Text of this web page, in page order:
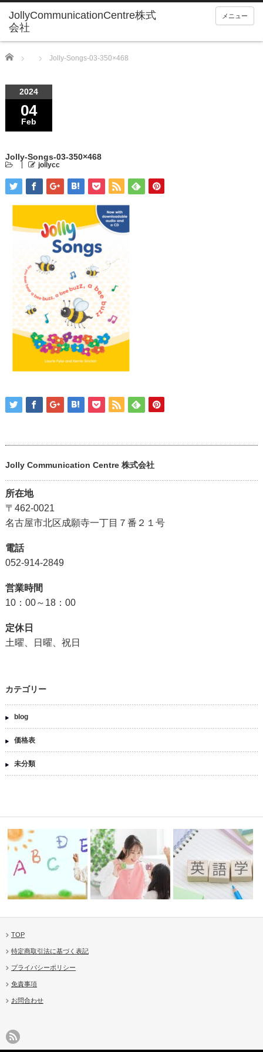
メニュー
Home Jolly-Songs-03-350×468
2024
04
Feb
Jolly-Songs-03-350×468
jollycc
Jolly Communication Centre 株式会社
所在地
〒462-0021
名古屋市北区成願寺一丁目７番２１号
電話
052-914-2849
営業時間
10：00～18：00
定休日
土曜、日曜、祝日
カテゴリー
blog
価格表
未分類
Jolly P…
TOP
特定商取引法に基づく表記
プライバシーポリシー
免責事項
お問合わせ